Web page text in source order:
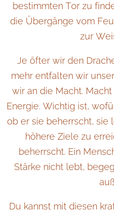
bestimmten Tor zu
die Übergänge vom
zur
Je öfter wir den
mehr entfalten wir
wir an die Macht.
Energie. Wichtig ist,
ob er sie beherrscht, sie
höhere Ziele zu
beherrscht. Ein
Stärke nicht lebt,
Du kannst mit diesen